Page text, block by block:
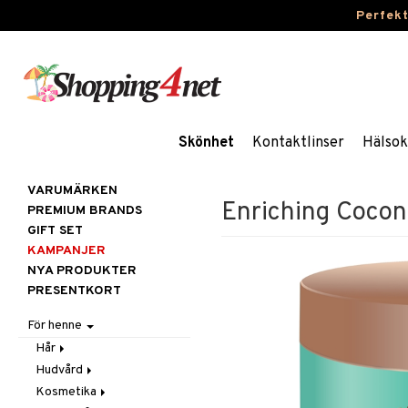
Skönhet Kontaktlinser
Enriching
VARUMÄRKEN
PREMIUM BRANDS
GIFT SET
KAMPANJER
NYA PRODUKTER
PRESENTKORT
För henne
Hår
Accessoarer
Balsam
Hudvård
Ansiktscremer
Kosmetika